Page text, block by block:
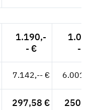
1.190,-
- €
1.000,-
- €
7.142,-- € 6.001,68 €
297,58 € 250,07 €